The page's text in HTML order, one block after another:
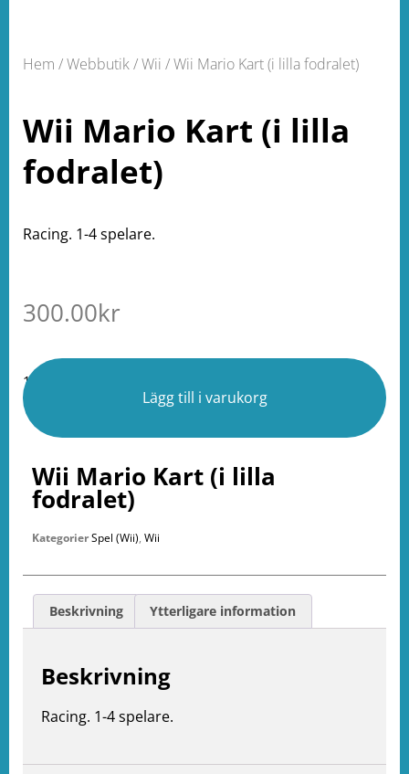
Hem /Webbutik/Wii / Wii Mario Kart (i lilla fodralet)
Wii Mario Kart (i lilla
fodralet)
Racing. 1-4 spelare.
300.00kr
1 i lager
Lägg till i varukorg
Wii Mario Kart (i lilla
fodralet)
KategorierSpel (Wii), Wii
Beskrivning Ytterligare information
Beskrivning
Racing. 1-4 spelare.